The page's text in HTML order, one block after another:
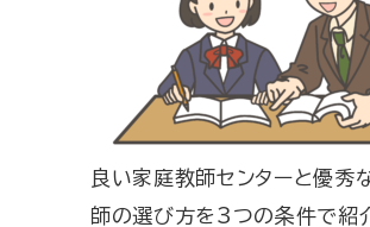
良い家庭教師センターと優秀
師の選び方を3つの条件で紹